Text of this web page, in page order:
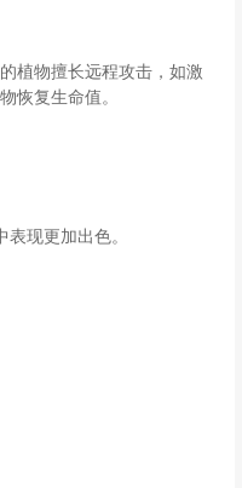
植物擅长远程攻击，如激
恢复生命值。
现更加出色。